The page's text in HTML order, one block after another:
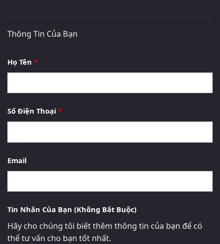
Thông Tin Của Bạn
Họ Tên *
Số Điện Thoại *
Email
Tin Nhắn Của Bạn (Không Bắt Buộc)
Hãy cho chúng tôi biết thêm thông tin của bạn để có
thể tư vấn cho bạn tốt nhất.